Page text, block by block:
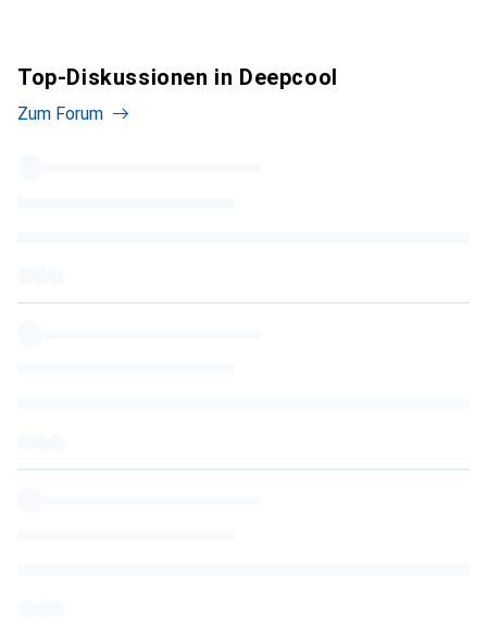
Top-Diskussionen in Deepcool
Zum Forum